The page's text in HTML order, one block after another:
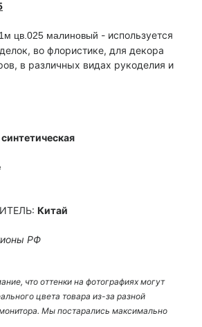
цв.025 малиновый - используется
во флористике, для декора
в различных видах рукоделия и
Китай
РФ
что оттенки на фотографиях могут
цвета товара из-за разной
Мы постарались максимально